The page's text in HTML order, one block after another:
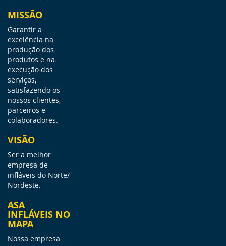
MISSÃO
Garantir a
excelência na
produção dos
produtos e na
execução dos
serviços,
satisfazendo os
nossos clientes,
parceiros e
colaboradores.
VISÃO
Ser a melhor
empresa de
infláveis do Norte/
Nordeste.
ASA
INFLÁVEIS NO
MAPA
Nossa empresa